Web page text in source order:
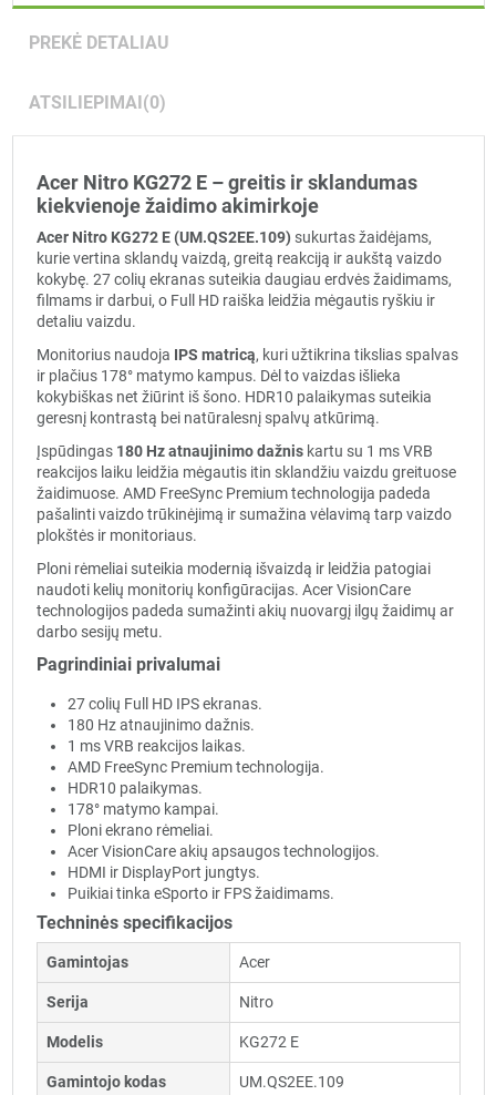
PREKĖ DETALIAU
ATSILIEPIMAI(0)
Acer Nitro KG272 E – greitis ir sklandumas
kiekvienoje žaidimo akimirkoje
Acer Nitro KG272 E (UM.QS2EE.109) sukurtas žaidėjams,
kurie vertina sklandų vaizdą, greitą reakciją ir aukštą vaizdo
kokybę. 27 colių ekranas suteikia daugiau erdvės žaidimams,
filmams ir darbui, o Full HD raiška leidžia mėgautis ryškiu ir
detaliu vaizdu.
Monitorius naudoja IPS matricą, kuri užtikrina tikslias spalvas
ir plačius 178° matymo kampus. Dėl to vaizdas išlieka
kokybiškas net žiūrint iš šono. HDR10 palaikymas suteikia
geresnį kontrastą bei natūralesnį spalvų atkūrimą.
Įspūdingas 180 Hz atnaujinimo dažniskartu su 1 ms VRB
reakcijos laiku leidžia mėgautis itin sklandžiu vaizdu greituose
žaidimuose. AMD FreeSync Premium technologija padeda
pašalinti vaizdo trūkinėjimą ir sumažina vėlavimą tarp vaizdo
plokštės ir monitoriaus.
Ploni rėmeliai suteikia modernią išvaizdą ir leidžia patogiai
naudoti kelių monitorių konfigūracijas. Acer VisionCare
technologijos padeda sumažinti akių nuovargį ilgų žaidimų ar
darbo sesijų metu.
Pagrindiniai privalumai
27 colių Full HD IPS ekranas.
180 Hz atnaujinimo dažnis.
1 ms VRB reakcijos laikas.
AMD FreeSync Premium technologija.
HDR10 palaikymas.
178° matymo kampai.
Ploni ekrano rėmeliai.
Acer VisionCare akių apsaugos technologijos.
HDMI ir DisplayPort jungtys.
Puikiai tinka eSporto ir FPS žaidimams.
Techninės specifikacijos
Gamintojas Acer
Serija Nitro
Modelis KG272 E
Gamintojo kodas UM.QS2EE.109